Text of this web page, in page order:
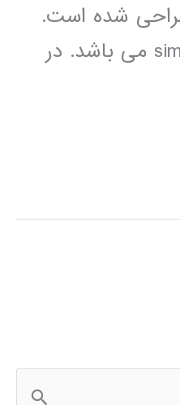
شده است.
تولیاکس simmechanics می باشد. در